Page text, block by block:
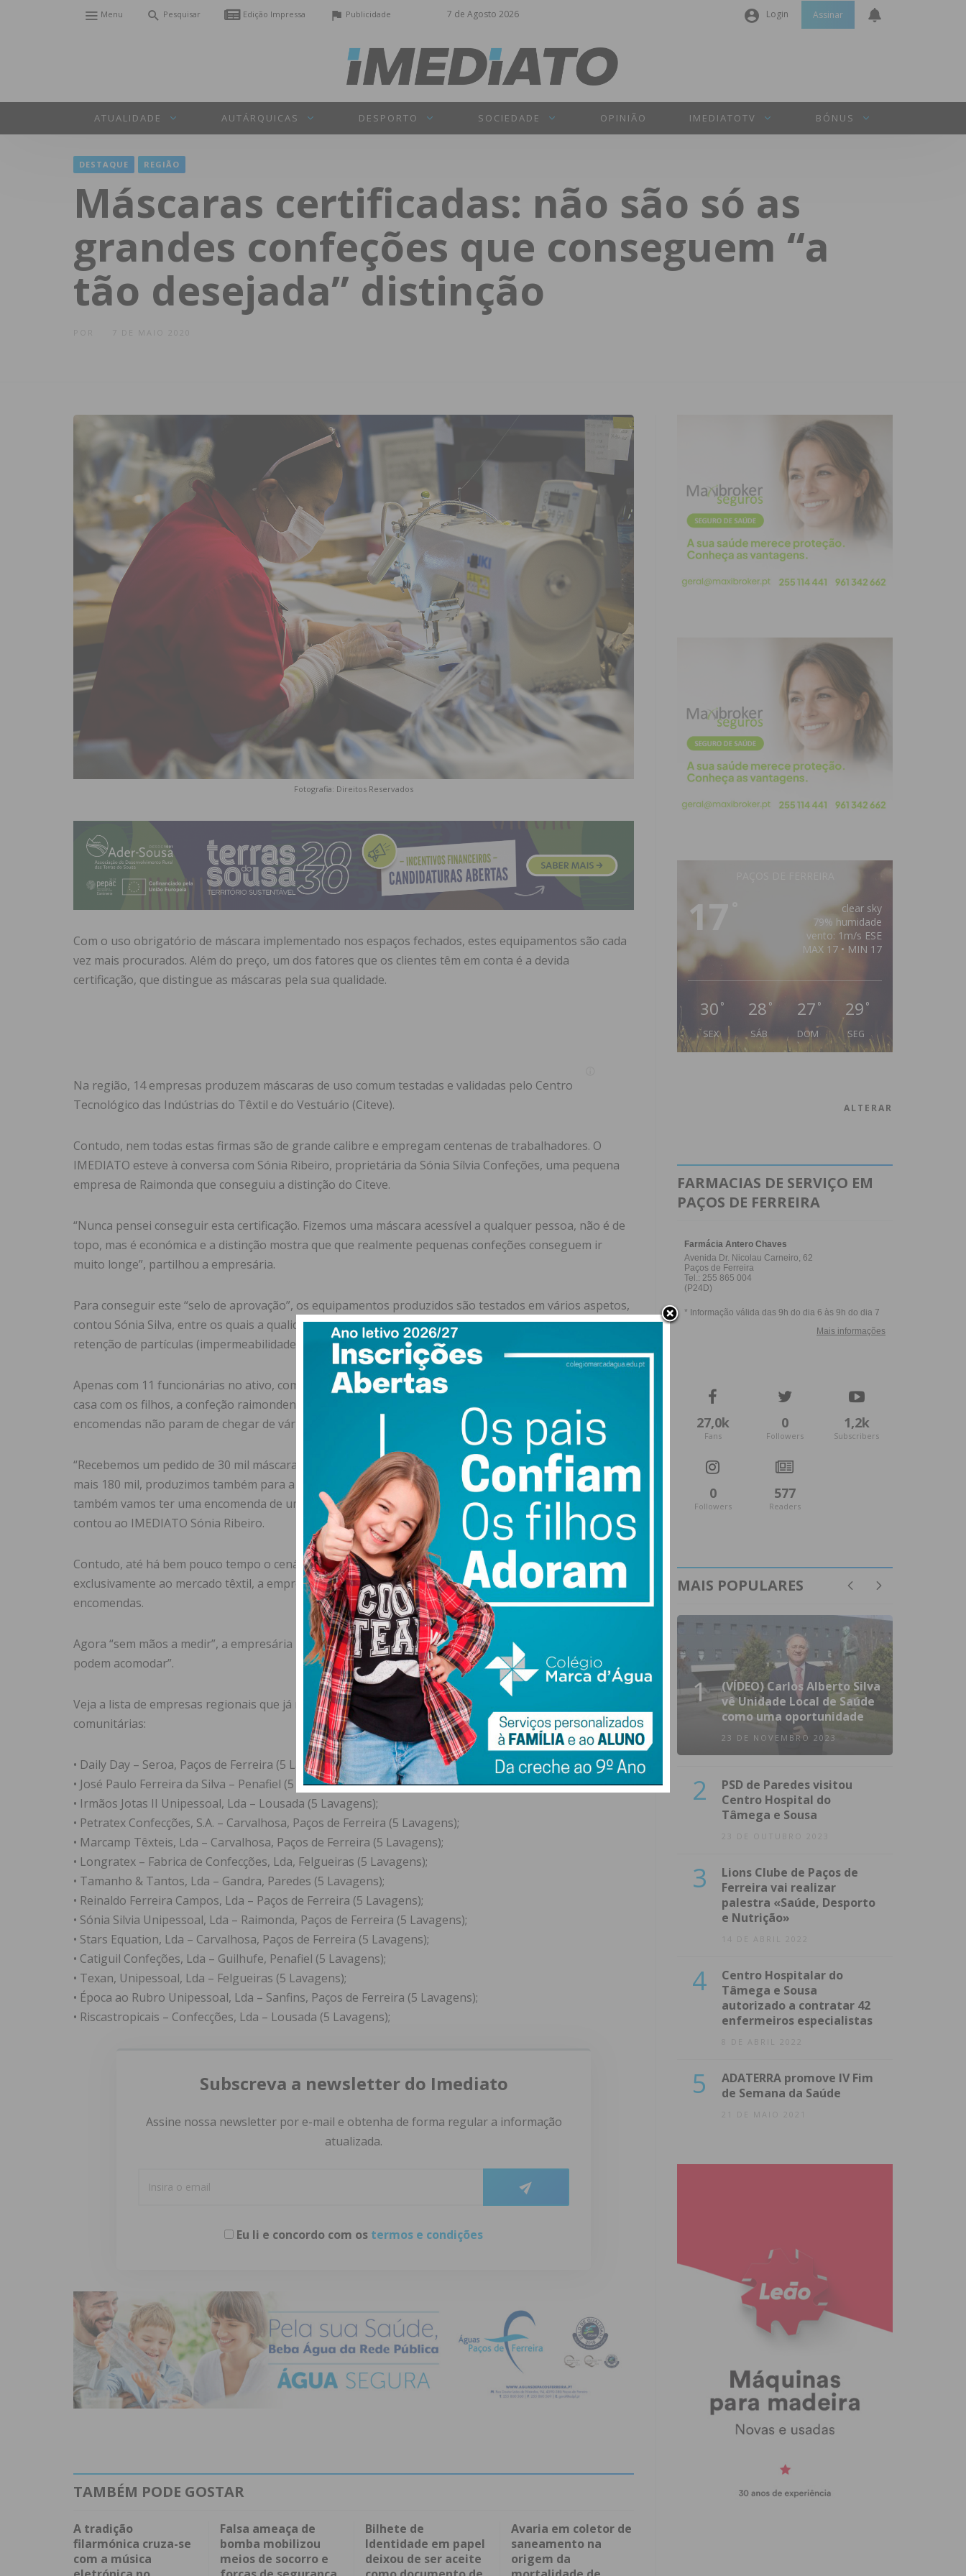
7 de Agosto 2026
Menu Pesquisar Edição Impressa Publicidade Login
Senha
INICIAR SESSÃO
Perdeu a sua senha?
Assinar
ATUALIDADE AUTÁRQUICAS DESPORTO SOCIEDADE OPINIÃO IMEDIATOTV BÓNUS
DESTAQUE REGIÃO
Máscaras certificadas: não são só as
grandes confeções que conseguem “a
tão desejada” distinção
7 DE MAIO 2020
Fotografia: Direitos Reservados
Com o uso obrigatório de máscara implementado nos espaços fechados, estes equipamentos são cada
vez mais procurados. Além do preço, um dos fatores que os clientes têm em conta é a devida
certificação, que distingue as máscaras pela sua qualidade.
Na região, 14 empresas produzem máscaras de uso comum testadas e validadas pelo Centro
Tecnológico das Indústrias do Têxtil e do Vestuário (Citeve).
Contudo, nem todas estas firmas são de grande calibre e empregam centenas de trabalhadores. O
IMEDIATO esteve à conversa com Sónia Ribeiro, proprietária da Sónia Sílvia Confeções, uma pequena
empresa de Raimonda que conseguiu a distinção do Citeve.
“Nunca pensei conseguir esta certificação. Fizemos uma máscara acessível a qualquer pessoa, não é de
topo, mas é económica e a distinção mostra que que realmente pequenas confeções conseguem ir
muito longe”, partilhou a empresária.
Para conseguir este “selo de aprovação”, os equipamentos produzidos são testados em vários aspetos,
contou Sónia Silva, entre os quais a qualidade do tecido, o tamanho da máscara e a capacidade de
retenção de partículas (impermeabilidade).
Apenas com 11 funcionárias no ativo, com 13 revistar e embalar, sendo que sete tiveram de ficar em
casa com os filhos, a confeção raimondense produz cerca de 10.000 máscaras diariamente e as
encomendas não param de chegar de várias partes do país e até mesmo do estrangeiro.
“Recebemos um pedido de 30 mil máscaras da Câmara Municipal da Amadora e agora um reforço de
mais 180 mil, produzimos também para a Junta de Freguesia de Raimonda, que ofereceu à população e
também vamos ter uma encomenda de um milhão de máscaras. Exportamos para França também”,
contou ao IMEDIATO Sónia Ribeiro.
Contudo, até há bem pouco tempo o cenário era completamente distinto. Anteriormente dedicada
exclusivamente ao mercado têxtil, a empresa entrou em lay-off no mês de abril devido à falta de
encomendas.
Agora “sem mãos a medir”, a empresária raimondense deixa o aviso de que as pequenas firmas “não se
podem acomodar”.
Veja a lista de empresas regionais que já receberam a certificação do Citeve nas suas máscaras
comunitárias:
• Daily Day – Seroa, Paços de Ferreira (5 Lavagens);
• José Paulo Ferreira da Silva – Penafiel (5 Lavagens);
• Irmãos Jotas II Unipessoal, Lda – Lousada (5 Lavagens);
• Petratex Confecções, S.A. – Carvalhosa, Paços de Ferreira (5 Lavagens);
• Marcamp Têxteis, Lda – Carvalhosa, Paços de Ferreira (5 Lavagens);
• Longratex – Fabrica de Confecções, Lda, Felgueiras (5 Lavagens);
• Tamanho & Tantos, Lda – Gandra, Paredes (5 Lavagens);
• Reinaldo Ferreira Campos, Lda – Paços de Ferreira (5 Lavagens);
• Sónia Silvia Unipessoal, Lda – Raimonda, Paços de Ferreira (5 Lavagens);
• Stars Equation, Lda – Carvalhosa, Paços de Ferreira (5 Lavagens);
• Catiguil Confeções, Lda – Guilhufe, Penafiel (5 Lavagens);
• Texan, Unipessoal, Lda – Felgueiras (5 Lavagens);
• Época ao Rubro Unipessoal, Lda – Sanfins, Paços de Ferreira (5 Lavagens);
• Riscastropicais – Confecções, Lda – Lousada (5 Lavagens);
Subscreva a newsletter do Imediato
Assine nossa newsletter por e-mail e obtenha de forma regular a informação
atualizada.
Eu li e concordo com os termos e condições
TAMBÉM PODE GOSTAR
A tradição
filarmónica cruza-se
com a música
Falsa ameaça de
bomba mobilizou
meios de socorro e
Bilhete de
Identidade em papel
deixou de ser aceite
Avaria em coletor de
saneamento na
origem da
17
clear sky
79% humidade
vento: 1m/s ESE
MAX 17 • MIN 17
30 °
SEX
28 °
SÁB
27 °
DOM
29 °
SEG
ALTERAR
FARMACIAS DE SERVIÇO EM
PAÇOS DE FERREIRA
27,0k
Fans
0
Followers
1,2k
Subscribers
0
Followers
577
Readers
MAIS POPULARES
1
(VÍDEO) Carlos Alberto Silva
vê Unidade Local de Saúde
como uma oportunidade
23 DE NOVEMBRO 2023
2
PSD de Paredes visitou
Centro Hospital do
Tâmega e Sousa
23 DE OUTUBRO 2023
3
Lions Clube de Paços de
Ferreira vai realizar
palestra «Saúde, Desporto
e Nutrição»
14 DE ABRIL 2022
4
Centro Hospitalar do
Tâmega e Sousa
autorizado a contratar 42
enfermeiros especialistas
8 DE ABRIL 2022
5
ADATERRA promove IV Fim
de Semana da Saúde
21 DE MAIO 2021